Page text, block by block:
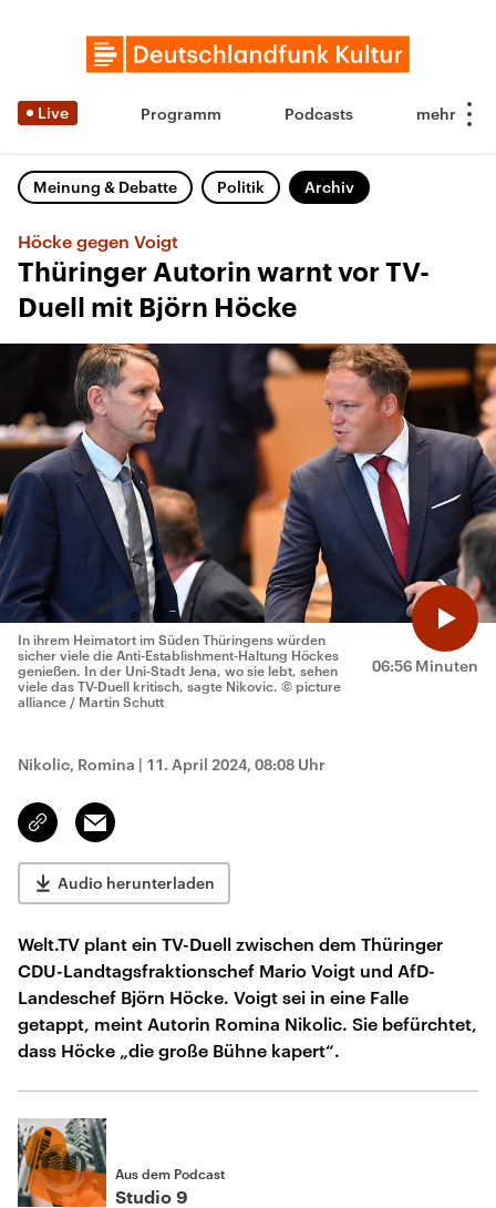
Live Programm Podcasts
Meinung & Debatte Politik Archiv
Höcke gegen Voigt
Thüringer Autorin warnt vor TV-
Duell mit Björn Höcke
06:56 Minuten
In ihrem Heimatort im Süden Thüringens würden
sicher viele die Anti-Establishment-Haltung Höckes
genießen. In der Uni-Stadt Jena, wo sie lebt, sehen
viele das TV-Duell kritisch, sagte Nikovic. © picture
alliance / Martin Schutt
Nikolic, Romina | 11. April 2024, 08:08 Uhr
Link
kopieren/teilen
Email
Audio herunterladen
Welt.TV plant ein TV-Duell zwischen dem Thüringer
CDU-Landtagsfraktionschef Mario Voigt und AfD-
Landeschef Björn Höcke. Voigt sei in eine Falle
getappt, meint Autorin Romina Nikolic. Sie befürchtet,
dass Höcke „die große Bühne kapert“.
Aus dem Podcast
Studio 9